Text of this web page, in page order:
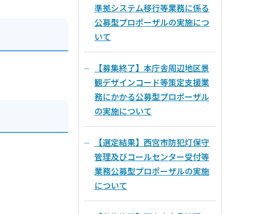
準拠システム移行等業務に係る
公募型プロポーザルの実施につ
いて
【募集終了】本庁舎周辺地区景
観デザインコード等策定支援業
務にかかる公募型プロポーザル
の実施について
【選定結果】西宮市防犯灯保守
管理及びコールセンター受付等
業務公募型プロポーザルの実施
について